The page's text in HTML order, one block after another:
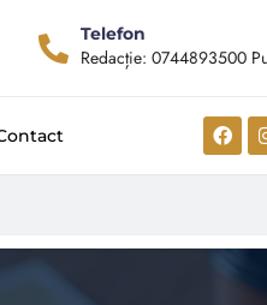
Telefon
Redacție: 0744893500